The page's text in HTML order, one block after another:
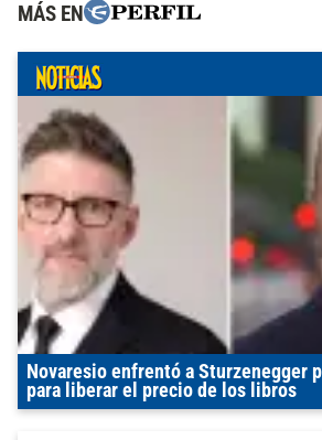
MÁS EN
Novaresio enfrentó a Sturzenegger
para liberar el precio de los libros